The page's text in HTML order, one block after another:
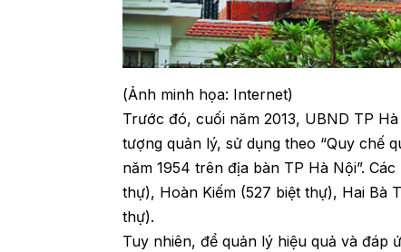
(Ảnh minh họa: Internet)
Trước đó, cuối năm 2013, UBND TP
tượng quản lý, sử dụng theo “Quy chế
năm 1954 trên địa bàn TP Hà Nội”.
thự), Hoàn Kiếm (527 biệt thự), Hai Bà
thự).
Tuy nhiên, để quản lý hiệu quả và đáp